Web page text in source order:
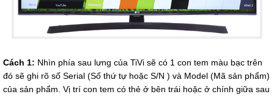
Cách 1: Nhìn phía sau lưng của TiVi sẽ có 1 con tem màu bạc trên
đó sẽ ghi rõ số Serial (Số thứ tự hoặc S/N ) và Model (Mã sản phẩm)
của sản phẩm. Vị trí con tem có thẻ ở bên trái hoặc ở chính giữa sau